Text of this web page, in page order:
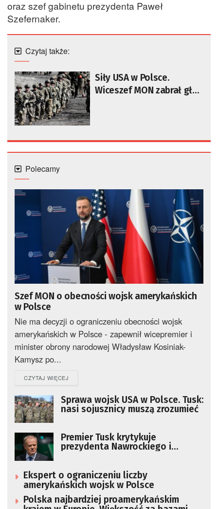
oraz szef gabinetu prezydenta Paweł
Szefernaker.
Czytaj także:
Siły USA w Polsce.
Wiceszef MON zabrał głos
Polecamy
Szef MON o obecności wojsk amerykańskich
w Polsce
Nie ma decyzji o ograniczeniu obecności wojsk
amerykańskich w Polsce - zapewnił wicepremier i
minister obrony narodowej Władysław Kosiniak-
Kamysz po...
CZYTAJ WIĘCEJ
Sprawa wojsk USA w Polsce. Tusk:
nasi sojusznicy muszą zrozumieć
Premier Tusk krytykuje
prezydenta Nawrockiego i
Ekspert o ograniczeniu liczby
amerykańskich wojsk w Polsce
Polska najbardziej proamerykańskim